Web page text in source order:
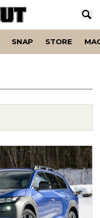
SNAP STORE